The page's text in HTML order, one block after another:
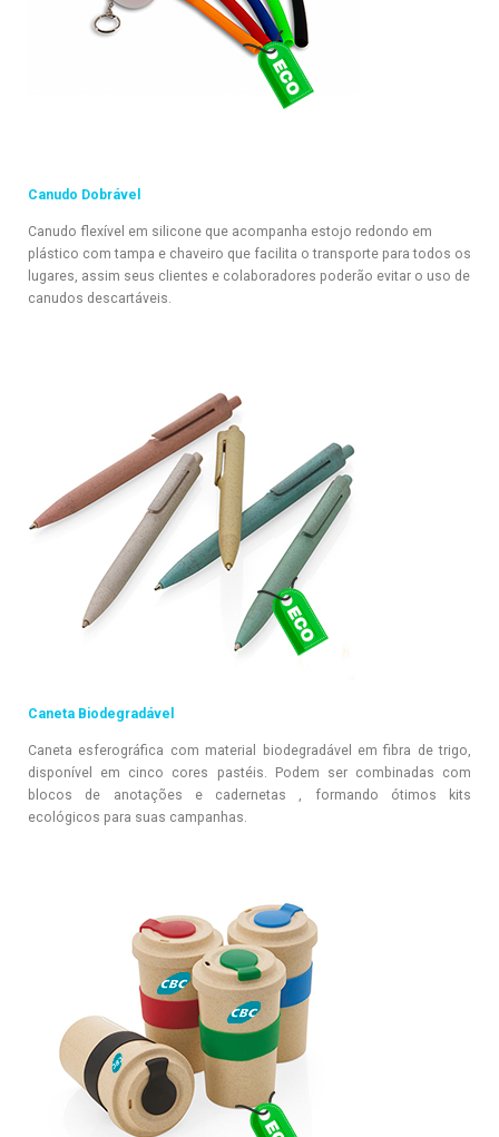
Canudo Dobrável
Canudo flexível em silicone que acompanha estojo redondo em
plástico com tampa e chaveiro que facilita o transporte para todos os
lugares, assim seus clientes e colaboradores poderão evitar o uso de
canudos descartáveis.
Caneta Biodegradável
Caneta esferográfica com material biodegradável em fibra de trigo,
disponível em cinco cores pastéis. Podem ser combinadas com
blocos de anotações e cadernetas , formando ótimos kits
ecológicos para suas campanhas.